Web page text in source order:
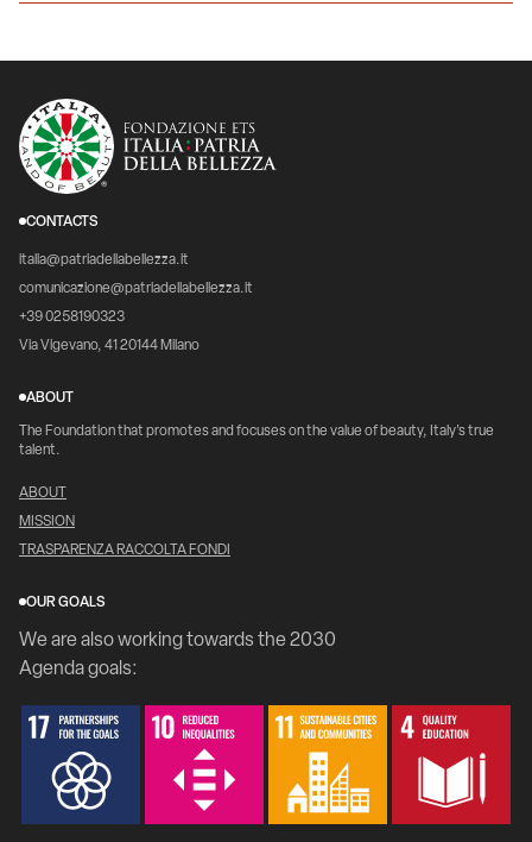
CONTACTS
italia@patriadellabellezza.it
comunicazione@patriadellabellezza.it
+39 0258190323
Via Vigevano, 41 20144 Milano
ABOUT
The Foundation that promotes and focuses on the value of beauty, Italy's true
talent.
ABOUT
MISSION
TRASPARENZA RACCOLTA FONDI
OUR GOALS
We are also working towards the 2030
Agenda goals: